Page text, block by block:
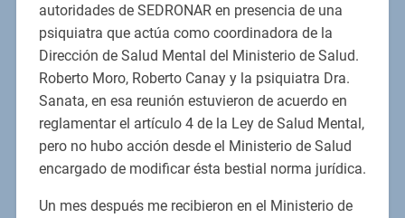
autoridades de SEDRONAR en presencia de una
psiquiatra que actúa como coordinadora de la
Dirección de Salud Mental del Ministerio de Salud.
Roberto Moro, Roberto Canay y la psiquiatra Dra.
Sanata, en esa reunión estuvieron de acuerdo en
reglamentar el artículo 4 de la Ley de Salud Mental,
pero no hubo acción desde el Ministerio de Salud
encargado de modificar ésta bestial norma jurídica.
Un mes después me recibieron en el Ministerio de